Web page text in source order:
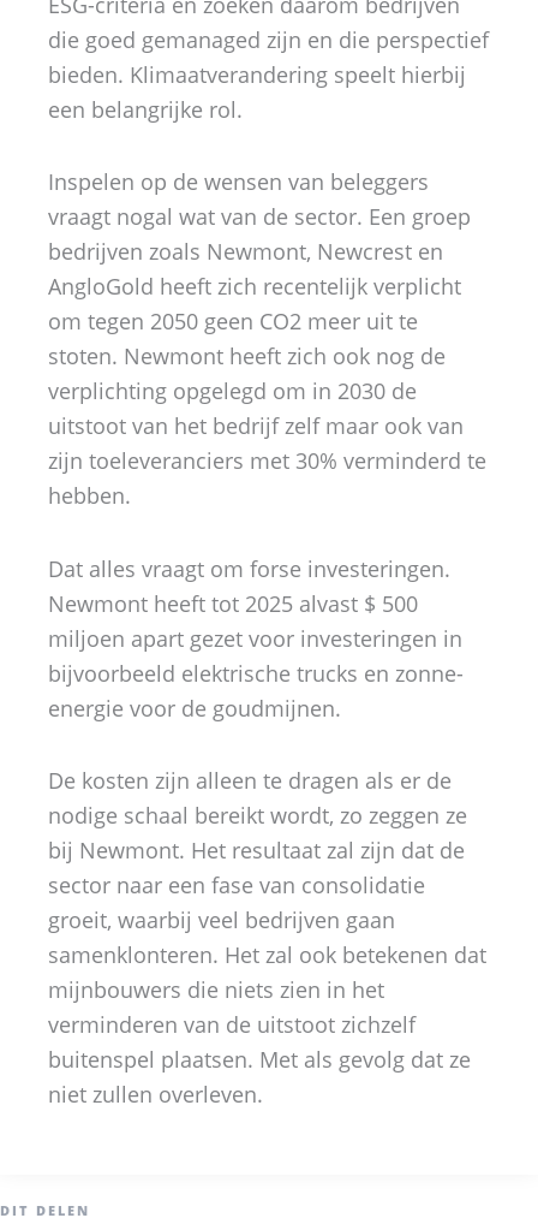
die goed gemanaged zijn en die perspectief
bieden. Klimaatverandering speelt hierbij
een belangrijke rol.
Inspelen op de wensen van beleggers
vraagt nogal wat van de sector. Een groep
bedrijven zoals Newmont, Newcrest en
AngloGold heeft zich recentelijk verplicht
om tegen 2050 geen CO2 meer uit te
stoten. Newmont heeft zich ook nog de
verplichting opgelegd om in 2030 de
uitstoot van het bedrijf zelf maar ook van
zijn toeleveranciers met 30% verminderd te
hebben.
Dat alles vraagt om forse investeringen.
Newmont heeft tot 2025 alvast $ 500
miljoen apart gezet voor investeringen in
bijvoorbeeld elektrische trucks en zonne-
energie voor de goudmijnen.
De kosten zijn alleen te dragen als er de
nodige schaal bereikt wordt, zo zeggen ze
bij Newmont. Het resultaat zal zijn dat de
sector naar een fase van consolidatie
groeit, waarbij veel bedrijven gaan
samenklonteren. Het zal ook betekenen dat
mijnbouwers die niets zien in het
verminderen van de uitstoot zichzelf
buitenspel plaatsen. Met als gevolg dat ze
niet zullen overleven.